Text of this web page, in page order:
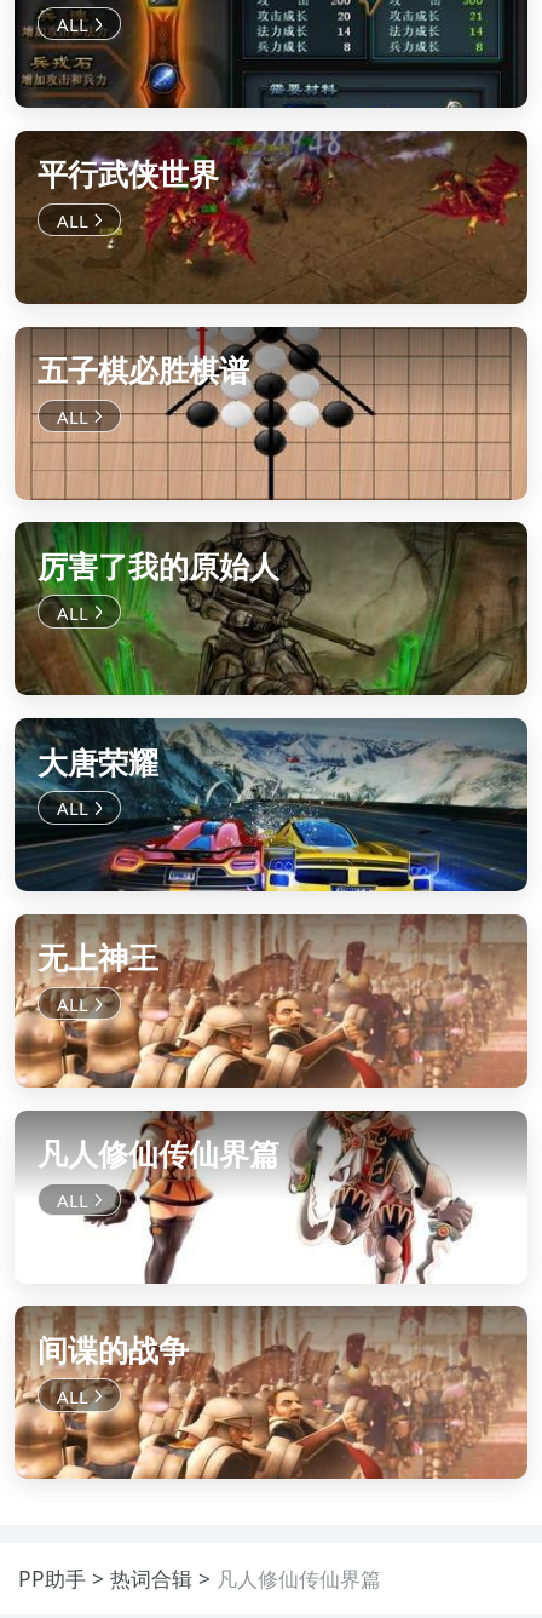
平行武侠世界
五子棋必胜棋谱
厉害了我的原始人
大唐荣耀
无上神王
凡人修仙传仙界篇
间谍的战争
PP助手 热词合辑 凡人修仙传仙界篇